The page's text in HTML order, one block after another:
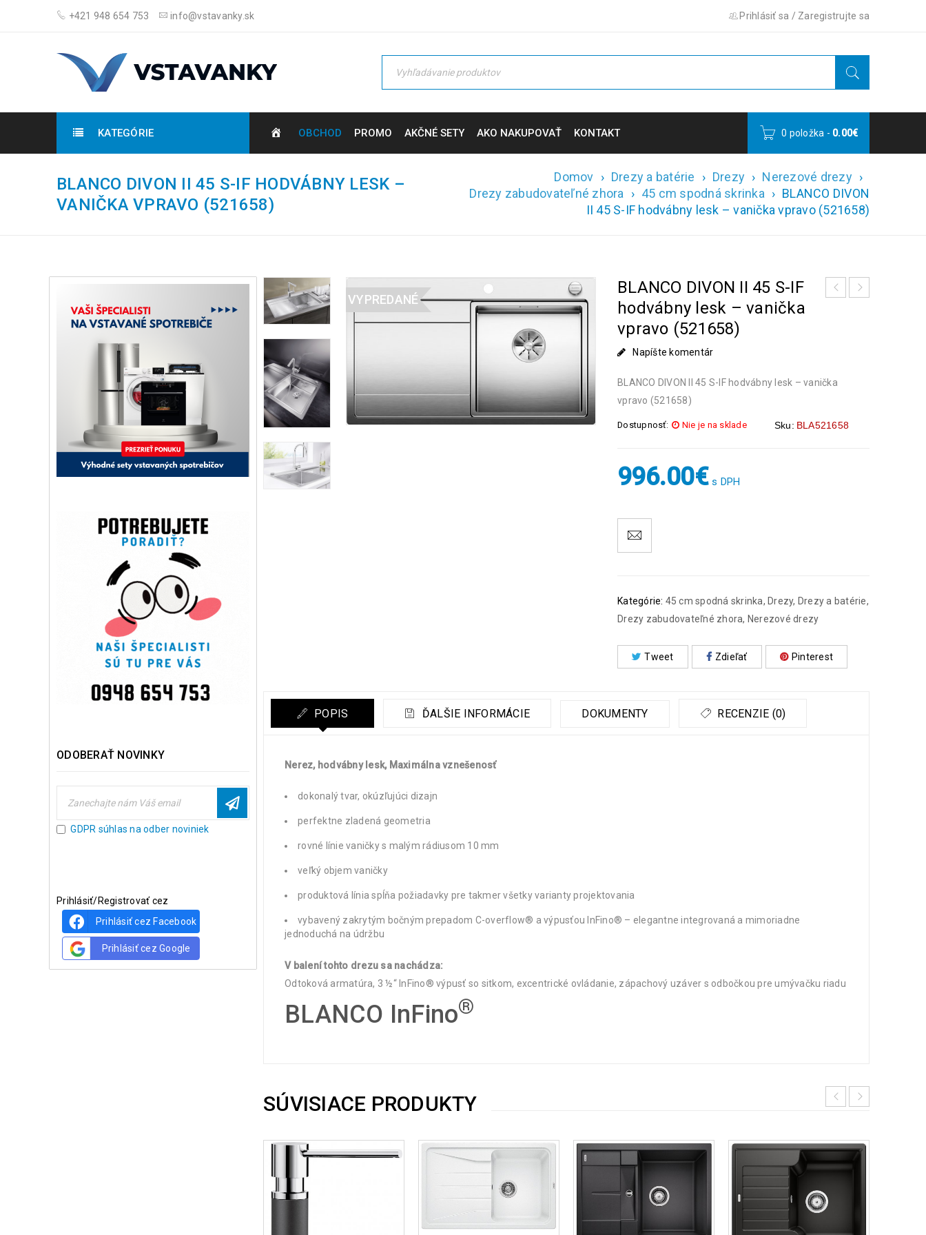
+421 948 654 753 info@vstavanky.sk Prihlásiť sa / Zaregistrujte sa
KATEGÓRIE OBCHOD PROMO AKČNÉ SETY AKO NAKUPOVAŤ KONTAKT 0 položka - 0.00€
BLANCO DIVON II 45 S-IF HODVÁBNY LESK –
VANIČKA VPRAVO (521658)
Domov › Drezy a batérie › Drezy › Nerezové drezy ›
Drezy zabudovateľné zhora
› 45 cm spodná skrinka › BLANCO DIVON
II 45 S-IF hodvábny lesk – vanička vpravo (521658)
ODOBERAŤ NOVINKY
GDPR súhlas na odber noviniek
Prihlásiť/Registrovať cez
Prihlásiť cez Facebook
Prihlásiť cez Google
VYPREDANÉ
BLANCO DIVON II 45 S-IF
hodvábny lesk – vanička
vpravo (521658)
Napíšte komentár
BLANCO DIVON II 45 S-IF hodvábny lesk – vanička
vpravo (521658)
Dostupnosť: Nie je na sklade Sku: BLA521658
996.00€ s DPH
Kategórie: 45 cm spodná skrinka, Drezy, Drezy a batérie,
Drezy zabudovateľné zhora, Nerezové drezy
Tweet Zdieľať Pinterest
POPIS ĎALŠIE INFORMÁCIE DOKUMENTY RECENZIE (0)
Nerez, hodvábny lesk, Maximálna vznešenosť
dokonalý tvar, okúzľujúci dizajn
perfektne zladená geometria
rovné línie vaničky s malým rádiusom 10 mm
veľký objem vaničky
produktová línia spĺňa požiadavky pre takmer všetky varianty projektovania
vybavený zakrytým bočným prepadom C-overflow® a výpusťou InFino® – elegantne integrovaná a mimoriadne
jednoduchá na údržbu
V balení tohto drezu sa nachádza:
Odtoková armatúra, 3 ½“ InFino® výpusť so sitkom, excentrické ovládanie, zápachový uzáver s odbočkou pre umývačku riadu
BLANCO InFino®
SÚVISIACE PRODUKTY